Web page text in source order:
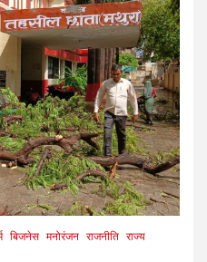
बिजनेस मनोरंजन राजनीति राज्य